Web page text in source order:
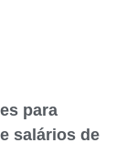
para
salários de